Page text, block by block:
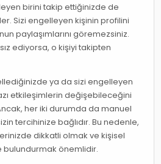
birini takip ettiğinizde de
Sizi engelleyen kişinin profilini
paylaşımlarını göremezsiniz.
ediyorsa, o kişiyi takipten
ya da sizi engelleyen
etkileşimlerin değişebileceğini
her iki durumda da manuel
tercihinize bağlıdır. Bu nedenle,
dikkatli olmak ve kişisel
önemlidir.